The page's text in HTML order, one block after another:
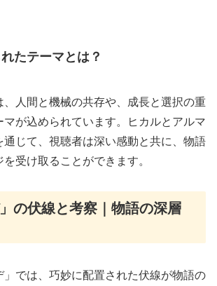
たテーマとは？
、人間と機械の共存や、成長と選択の重
マが込められています。ヒカルとアルマ
通じて、視聴者は深い感動と共に、物語
受け取ることができます。
」の伏線と考察｜物語の深層
」では、巧妙に配置された伏線が物語の